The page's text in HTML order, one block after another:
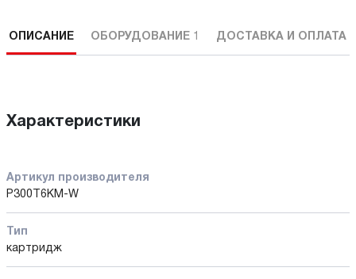
ОПИСАНИЕ ОБОРУДОВАНИЕ 1 ДОСТАВКА И ОПЛАТА
Характеристики
Артикул производителя
P300T6KM-W
Тип
картридж